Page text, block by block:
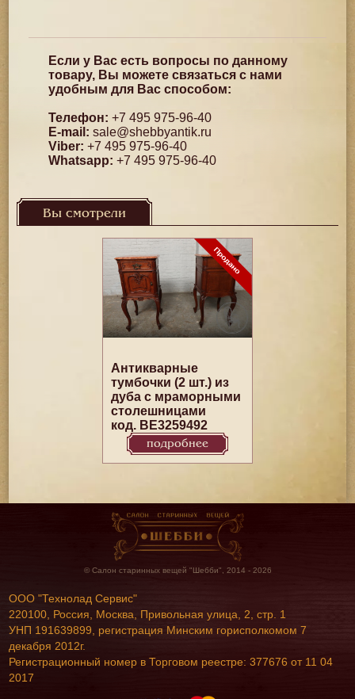
Если у Вас есть вопросы по данному
товару, Вы можете связаться с нами
удобным для Вас способом:
Телефон: +7 495 975-96-40
E-mail: sale@shebbyantik.ru
Viber: +7 495 975-96-40
Whatsapp: +7 495 975-96-40
Вы смотрели
Антикварные
тумбочки (2 шт.) из
дуба с мраморными
столешницами
код. BE3259492
подробнее
© Салон старинных вещей "Шебби", 2014 - 2026
ООО "Технолад Сервис"
220100, Россия, Москва, Привольная улица, 2, стр. 1
УНП 191639899, регистрация Минским горисполкомом 7
декабря 2012г.
Регистрационный номер в Торговом реестре: 377676 от 11 04
2017